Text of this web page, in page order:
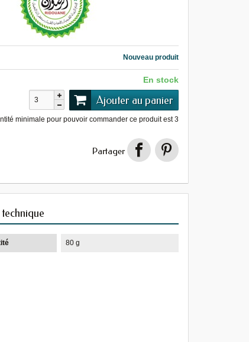
Nouveau produit
En stock
Ajouter au panier
minimale pour pouvoir commander ce produit est3
Partager
technique
80 g